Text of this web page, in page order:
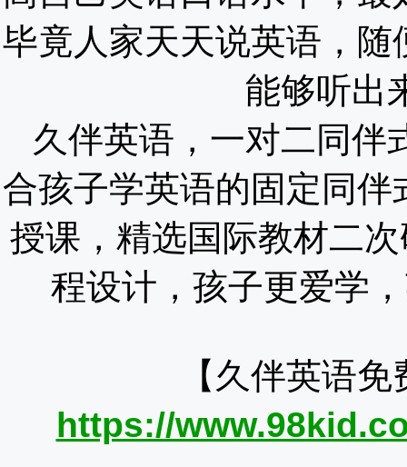
毕竟人家天天说英语，
能够听出
久伴英语，一对二同伴
合孩子学英语的固定同
授课，精选国际教材二
程设计，孩子更爱学
【久伴英语
https://